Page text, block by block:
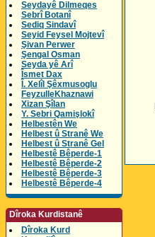
Seydayê Dilmeqes
Sebrî Botanî
Sediq Sindavî
Seyid Feysel Mojtevî
Şivan Perwer
Şengal Osman
Seyda yê Arî
Îsmet Dax
Î. Xelîl Şêxmusoglu
FeyzulleKhaznawi
Xizan Şîlan
Y. Sebri Qamişlokî
Helbestên We
Helbest û Stranê We
Helbest û Stranê Gel
Helbestê Bêperde-1
Helbestê Bêperde-2
Helbestê Bêperde-3
Helbestê Bêperde-4
Dîroka Kurdistanê
Dîroka Kurd